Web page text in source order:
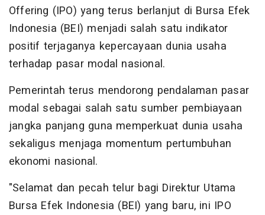
Offering (IPO) yang terus berlanjut di Bursa Efek
Indonesia (BEI) menjadi salah satu indikator
positif terjaganya kepercayaan dunia usaha
terhadap pasar modal nasional.
Pemerintah terus mendorong pendalaman pasar
modal sebagai salah satu sumber pembiayaan
jangka panjang guna memperkuat dunia usaha
sekaligus menjaga momentum pertumbuhan
ekonomi nasional.
"Selamat dan pecah telur bagi Direktur Utama
Bursa Efek Indonesia (BEI) yang baru, ini IPO